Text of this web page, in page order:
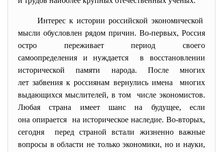
Интерес к истории российской экономической
мысли обусловлен рядом причин. Во-первых, Россия
остро переживает период своего
самоопределения и нуждается в восстановлении
исторической памяти народа. После многих
лет забвения к россиянам вернулись имена многих
выдающихся мыслителей, в том числе экономистов.
Любая страна имеет шанс на будущее, если
она опирается на историческое наследие. Во-вторых,
сегодня перед страной встали жизненно важные
вопросы в области не только экономики, но и науки,